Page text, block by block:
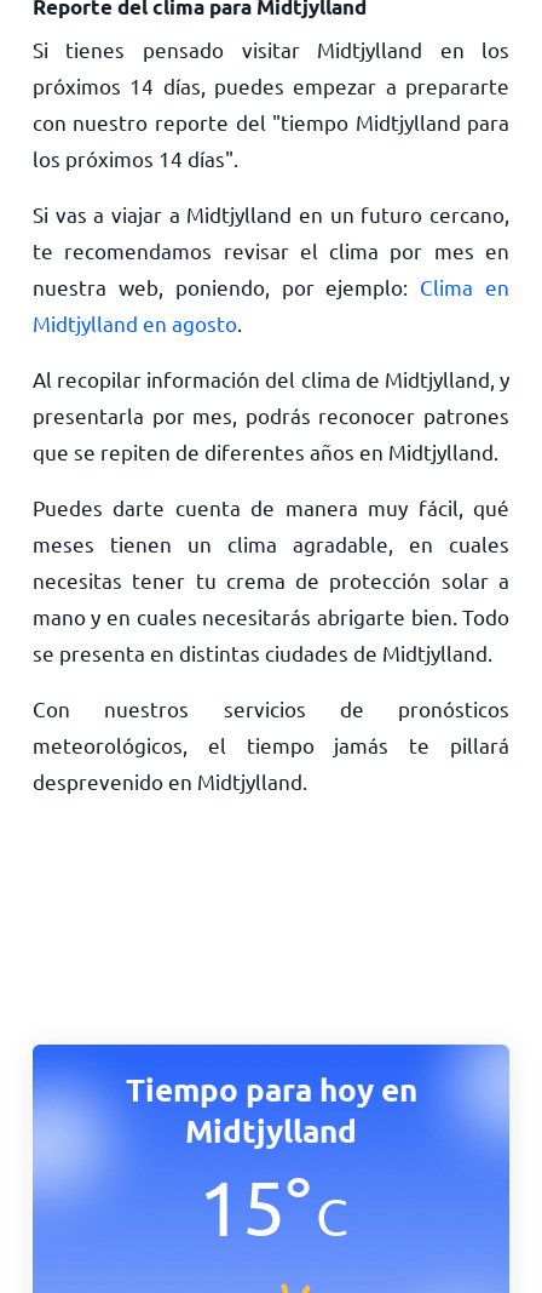
Reporte del clima para Midtjylland
Si tienes pensado visitar Midtjylland en los
próximos 14 días, puedes empezar a prepararte
con nuestro reporte del "tiempo Midtjylland para
los próximos 14 días".
Si vas a viajar a Midtjylland en un futuro cercano,
te recomendamos revisar el clima por mes en
nuestra web, poniendo, por ejemplo: Clima en
Midtjylland en agosto.
Al recopilar información del clima de Midtjylland, y
presentarla por mes, podrás reconocer patrones
que se repiten de diferentes años en Midtjylland.
Puedes darte cuenta de manera muy fácil, qué
meses tienen un clima agradable, en cuales
necesitas tener tu crema de protección solar a
mano y en cuales necesitarás abrigarte bien. Todo
se presenta en distintas ciudades de Midtjylland.
Con nuestros servicios de pronósticos
meteorológicos, el tiempo jamás te pillará
desprevenido en Midtjylland.
Tiempo para hoy en
Midtjylland
15°C